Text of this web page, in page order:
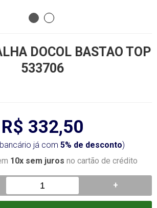
DOCOL BASTAO TOP
533706
R$ 332,50
já com 5% de desconto)
10x sem juros no cartão de crédito
+